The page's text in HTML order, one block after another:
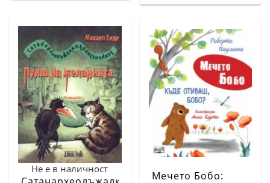
Не е в наличност
Мечето Бобо: